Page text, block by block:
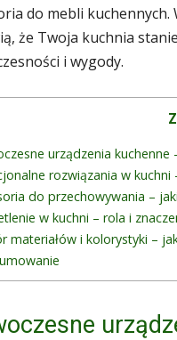
do mebli
że Twoja kuchnia
i wygody.
urządzenia kuchenne
rozwiązania w
do przechowywania –
w kuchni – rola i
materiałów i kolorystyki –